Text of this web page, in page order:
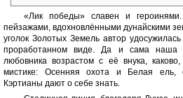
«Лик победы» славен и
пейзажами, вдохновлёнными дунайскими
уголок Золотых Земель автор
проработанном виде. Да и сама наша
любовника возрастом с её внука,
мистике: Осенняя охота и Белая ель,
Кэртианы дают о себе знать.